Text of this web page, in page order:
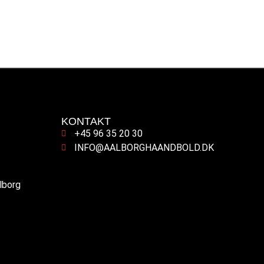
KONTAKT
+45 96 35 20 30
INFO@AALBORGHAANDBOLD.DK